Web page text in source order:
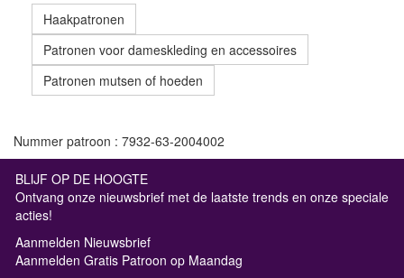
Haakpatronen
Patronen voor dameskleding en accessoires
Patronen mutsen of hoeden
Nummer patroon : 7932-63-2004002
BLIJF OP DE HOOGTE
Ontvang onze nieuwsbrief met de laatste trends en onze speciale
acties!
Aanmelden Nieuwsbrief
Aanmelden Gratis Patroon op Maandag